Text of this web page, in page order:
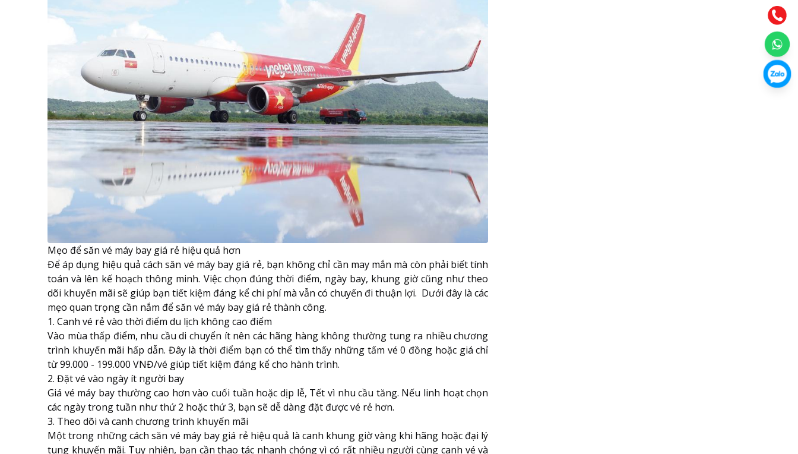
Mẹo để săn vé máy bay giá rẻ hiệu quả hơn
Để áp dụng hiệu quả cách săn vé máy bay giá rẻ, bạn không chỉ cần may mắn mà còn phải biết tính
toán và lên kế hoạch thông minh. Việc chọn đúng thời điểm, ngày bay, khung giờ cũng như theo
dõi khuyến mãi sẽ giúp bạn tiết kiệm đáng kể chi phí mà vẫn có chuyến đi thuận lợi. Dưới đây là các
mẹo quan trọng cần nắm để săn vé máy bay giá rẻ thành công.
1. Canh vé rẻ vào thời điểm du lịch không cao điểm
Vào mùa thấp điểm, nhu cầu di chuyển ít nên các hãng hàng không thường tung ra nhiều chương
trình khuyến mãi hấp dẫn. Đây là thời điểm bạn có thể tìm thấy những tấm vé 0 đồng hoặc giá chỉ
từ 99.000 - 199.000 VNĐ/vé giúp tiết kiệm đáng kể cho hành trình.
2. Đặt vé vào ngày ít người bay
Giá vé máy bay thường cao hơn vào cuối tuần hoặc dịp lễ, Tết vì nhu cầu tăng. Nếu linh hoạt chọn
các ngày trong tuần như thứ 2 hoặc thứ 3, bạn sẽ dễ dàng đặt được vé rẻ hơn.
3. Theo dõi và canh chương trình khuyến mãi
Một trong những cách săn vé máy bay giá rẻ hiệu quả là canh khung giờ vàng khi hãng hoặc đại lý
tung khuyến mãi. Tuy nhiên, bạn cần thao tác nhanh chóng vì có rất nhiều người cùng canh vé và